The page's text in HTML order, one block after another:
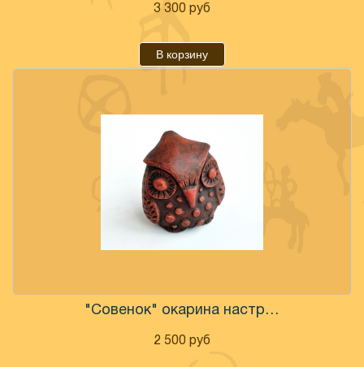
3 300 руб
В корзину
"Совенок" окарина настроенна
2 500 руб